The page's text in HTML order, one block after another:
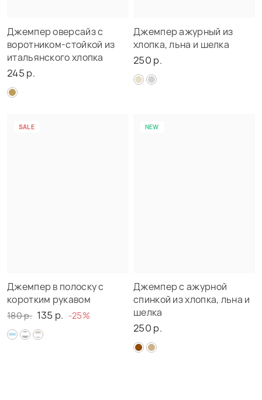
Джемпер оверсайз с
воротником-стойкой из
итальянского хлопка
245 р.
Джемпер ажурный из
хлопка, льна и шелка
250 р.
SALE
Джемпер в полоску с
коротким рукавом
180 р. 135 р. -25%
NEW
Джемпер с ажурной
спинкой из хлопка, льна и
шелка
250 р.